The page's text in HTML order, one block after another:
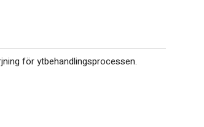
för ytbehandlingsprocessen.